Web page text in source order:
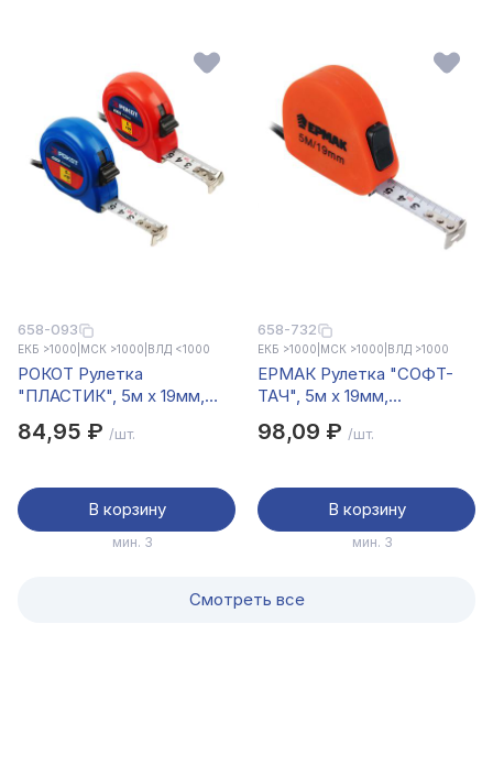
658-093
ЕКБ >1000 МСК >1000 ВЛД <1000
РОКОТ Рулетка
"ПЛАСТИК", 5м х 19мм,
PP
84,95 ₽ /шт.
В корзину
мин. 3
658-732
ЕКБ >1000 МСК >1000 ВЛД >1000
ЕРМАК Рулетка "СОФТ-
ТАЧ", 5м х 19мм,
PP
98,09 ₽ /шт.
В корзину
мин. 3
Смотреть все